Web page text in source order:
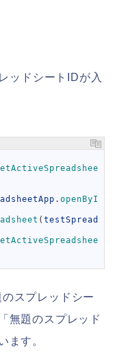
ッドシートIDが入
. openByI
( testSpread
スプレッドシー
無題のスプレッド
ます。